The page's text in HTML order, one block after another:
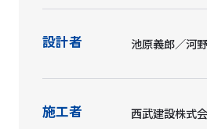
設計者 池原義郎／河
施工者 西武建設株式